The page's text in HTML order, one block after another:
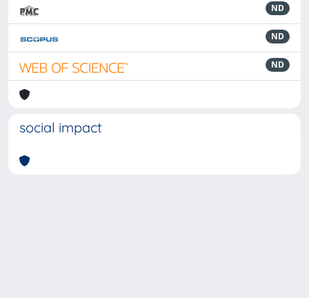
ND
ND
ND
social impact